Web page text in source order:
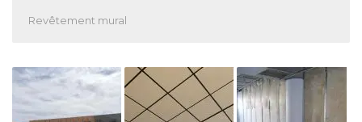
Revêtement mural